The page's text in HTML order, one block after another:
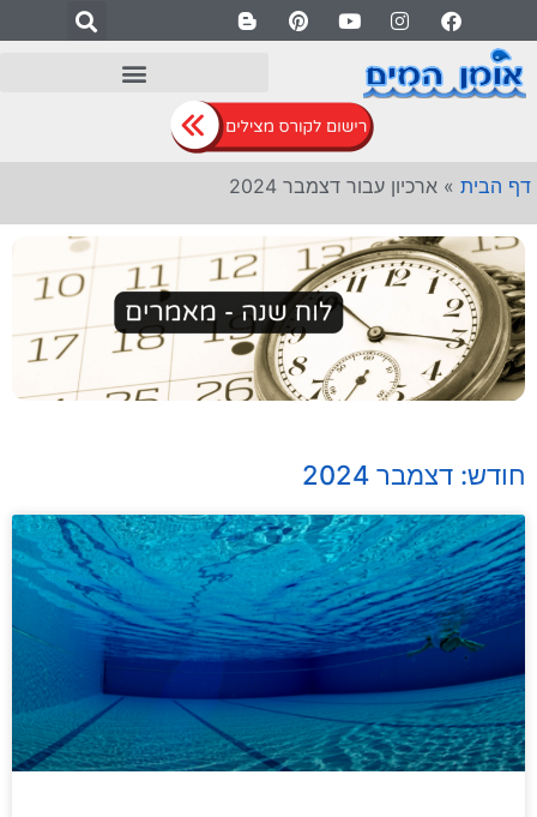
דף הבית » ארכיון עבור דצמבר 2024
חודש: דצמבר 2024